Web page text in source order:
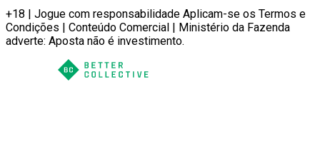
+18 | Jogue com responsabilidade Aplicam-se os Termos e
Condições | Conteúdo Comercial | Ministério da Fazenda
adverte: Aposta não é investimento.